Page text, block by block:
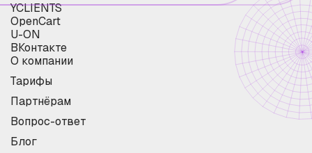
YCLIENTS
OpenCart
U-ON
ВКонтакте
О компании
Тарифы
Партнёрам
Вопрос-ответ
Блог